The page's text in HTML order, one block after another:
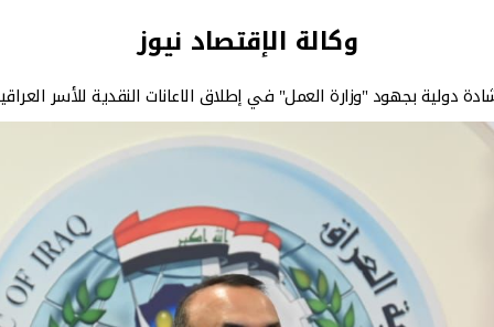
وكالة الإقتصاد نيوز
دولية بجهود "وزارة العمل" في إطلاق الاعانات النقدية للأسر